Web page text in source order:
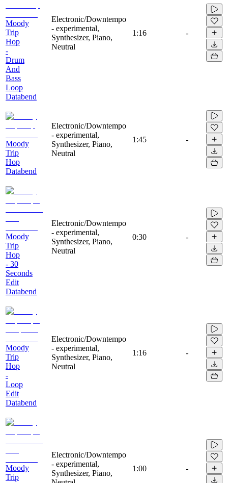
Moody
Trip
Hop
-
Drum
And
Bass
Loop
Databend
Electronic/Downtempo
- experimental,
Synthesizer, Piano,
Neutral
1:16 -
Moody
Trip
Hop
Databend
Electronic/Downtempo
- experimental,
Synthesizer, Piano,
Neutral
1:45 -
Moody
Trip
Hop
- 30
Seconds
Edit
Databend
Electronic/Downtempo
- experimental,
Synthesizer, Piano,
Neutral
0:30 -
Moody
Trip
Hop
-
Loop
Edit
Databend
Electronic/Downtempo
- experimental,
Synthesizer, Piano,
Neutral
1:16 -
Moody
Trip
Electronic/Downtempo
- experimental,
Synthesizer, Piano,
1:00 -